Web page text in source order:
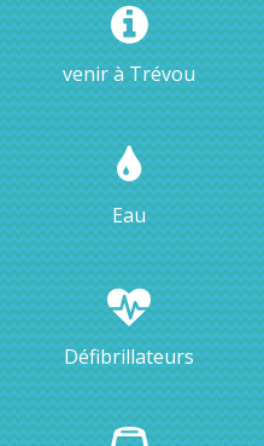
venir à Trévou
Eau
Défibrillateurs